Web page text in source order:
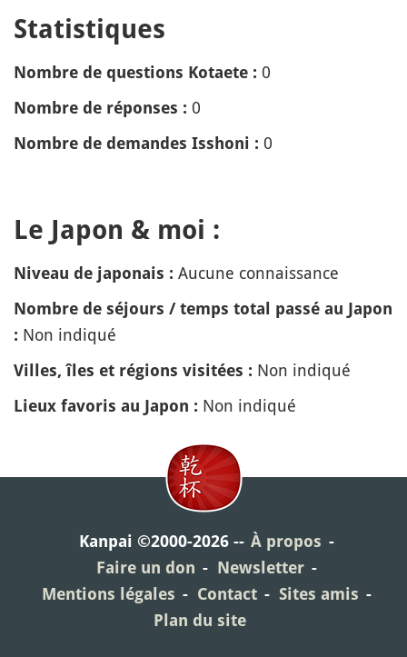
Statistiques
Nombre de questions Kotaete : 0
Nombre de réponses : 0
Nombre de demandes Isshoni : 0
Le Japon & moi :
Niveau de japonais : Aucune connaissance
Nombre de séjours / temps total passé au Japon
: Non indiqué
Villes, îles et régions visitées : Non indiqué
Lieux favoris au Japon : Non indiqué
Kanpai ©2000-2026
À propos
Faire un don
Newsletter
Mentions légales
Contact
Sites amis
Plan du site